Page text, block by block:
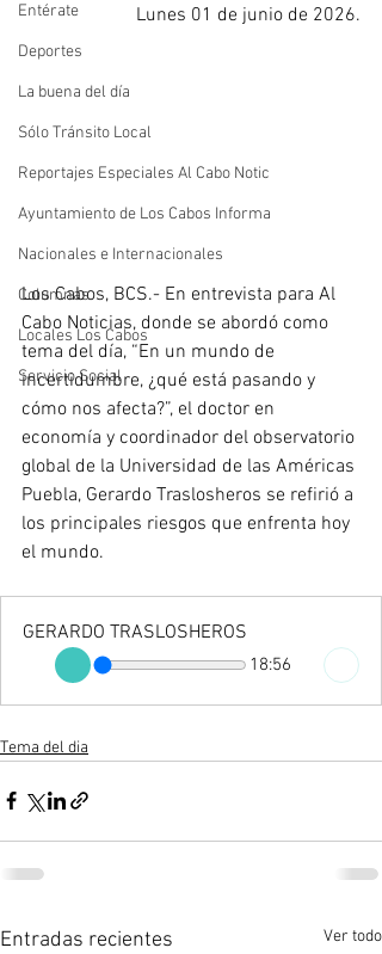
Entérate
Deportes
La buena del día
Sólo Tránsito Local
Reportajes Especiales Al Cabo Notic
Ayuntamiento de Los Cabos Informa
Nacionales e Internacionales
Columnas
Locales Los Cabos
Servicio Social
Lunes 01 de junio de 2026.
Los Cabos, BCS.- En entrevista para Al
Cabo Noticias, donde se abordó como
tema del día, “En un mundo de
incertidumbre, ¿qué está pasando y
cómo nos afecta?”, el doctor en
economía y coordinador del observatorio
global de la Universidad de las Américas
Puebla, Gerardo Traslosheros se refirió a
los principales riesgos que enfrenta hoy
el mundo.
GERARDO TRASLOSHEROS
18:56
Tema del dia
Entradas recientes Ver todo